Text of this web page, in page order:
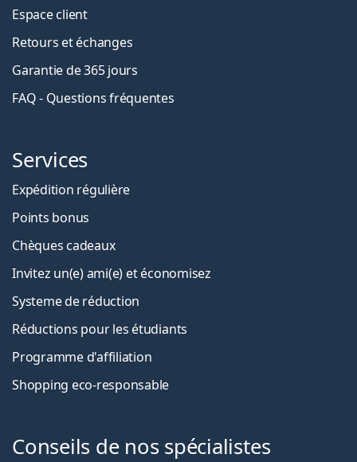
Espace client
Retours et échanges
Garantie de 365 jours
FAQ - Questions fréquentes
Services
Expédition régulière
Points bonus
Chèques cadeaux
Invitez un(e) ami(e) et économisez
Systeme de réduction
Réductions pour les étudiants
Programme d'affiliation
Shopping eco-responsable
Conseils de nos spécialistes